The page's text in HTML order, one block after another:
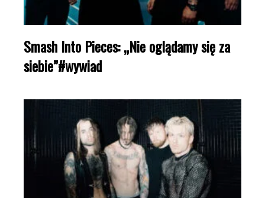
Smash Into Pieces: „Nie oglądamy się za
siebie”#wywiad